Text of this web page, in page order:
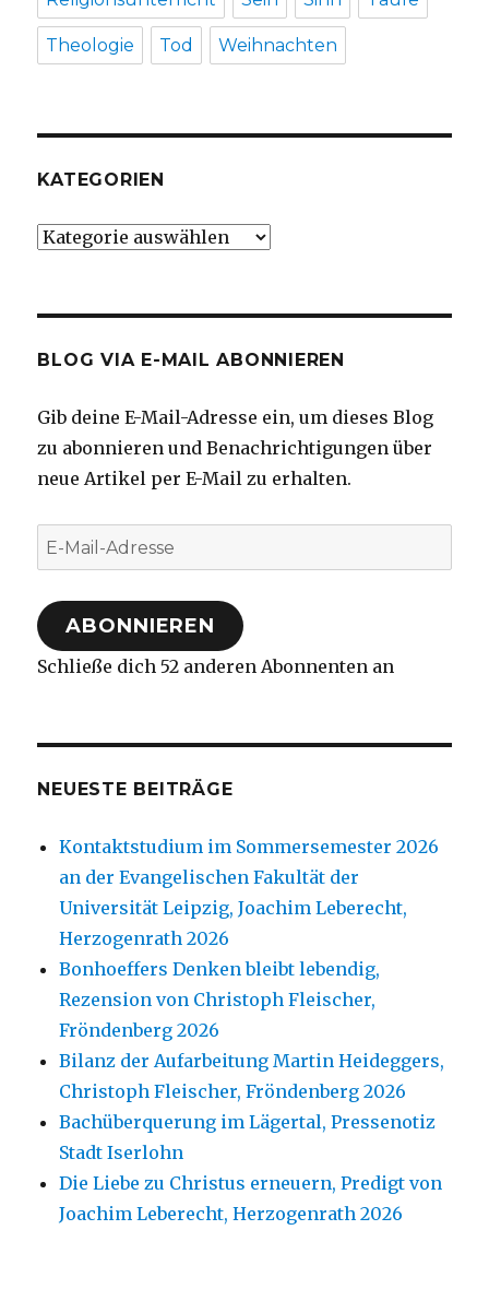
Theologie Tod Weihnachten
KATEGORIEN
Kategorien
BLOG VIA E-MAIL ABONNIEREN
Gib deine E-Mail-Adresse ein, um dieses Blog
zu abonnieren und Benachrichtigungen über
neue Artikel per E-Mail zu erhalten.
E-
Mail-
Adresse
ABONNIEREN
Schließe dich 52 anderen Abonnenten an
NEUESTE BEITRÄGE
Kontaktstudium im Sommersemester 2026
an der Evangelischen Fakultät der
Universität Leipzig, Joachim Leberecht,
Herzogenrath 2026
Bonhoeffers Denken bleibt lebendig,
Rezension von Christoph Fleischer,
Fröndenberg 2026
Bilanz der Aufarbeitung Martin Heideggers,
Christoph Fleischer, Fröndenberg 2026
Bachüberquerung im Lägertal, Pressenotiz
Stadt Iserlohn
Die Liebe zu Christus erneuern, Predigt von
Joachim Leberecht, Herzogenrath 2026